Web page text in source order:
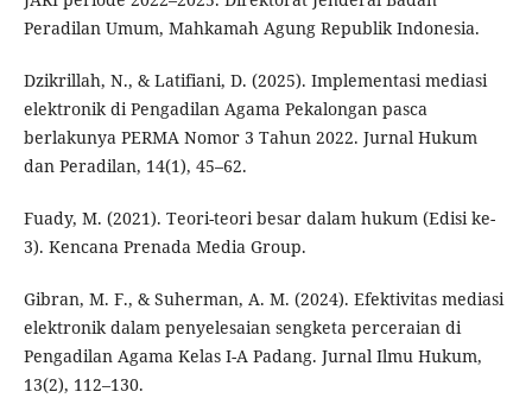
Peradilan Umum, Mahkamah Agung Republik Indonesia.
Dzikrillah, N., & Latifiani, D. (2025). Implementasi mediasi
elektronik di Pengadilan Agama Pekalongan pasca
berlakunya PERMA Nomor 3 Tahun 2022. Jurnal Hukum
dan Peradilan, 14(1), 45–62.
Fuady, M. (2021). Teori-teori besar dalam hukum (Edisi ke-
3). Kencana Prenada Media Group.
Gibran, M. F., & Suherman, A. M. (2024). Efektivitas mediasi
elektronik dalam penyelesaian sengketa perceraian di
Pengadilan Agama Kelas I-A Padang. Jurnal Ilmu Hukum,
13(2), 112–130.